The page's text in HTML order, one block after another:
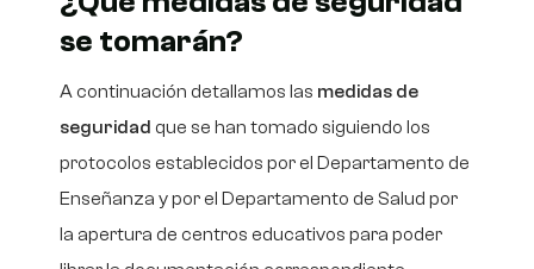
se tomarán?
A continuación detallamos las medidas de
seguridad que se han tomado siguiendo los
protocolos establecidos por el Departamento de
Enseñanza y por el Departamento de Salud por
la apertura de centros educativos para poder